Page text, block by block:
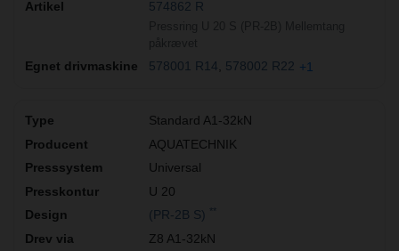
574862 R
578001 R14 578002 R22 +1
Standard A1-32kN
AQUATECHNIK
Universal
U 20
(PR-2B S)
Z8 A1-32kN